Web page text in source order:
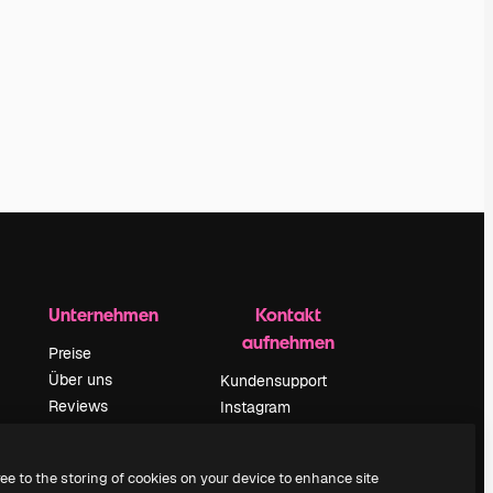
Unternehmen
Preise
Über uns
Reviews
Blog
Kontakt
aufnehmen
Kundensupport
Instagram
TikTok
to the storing of cookies on your device to enhance site